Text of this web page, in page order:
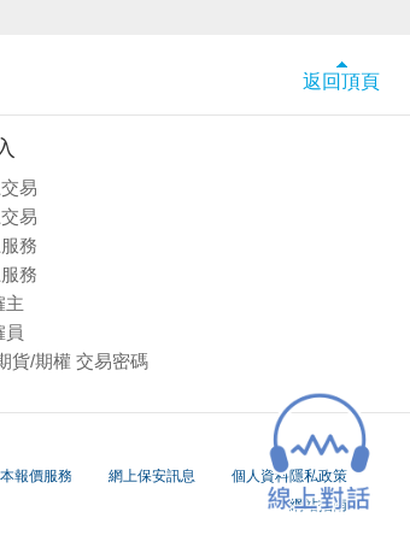
返回頂頁
易
易
務
務
主
員
貨/期權 交易密碼
報價服務 網上保安訊息
個人資料隱私政策
網站指南